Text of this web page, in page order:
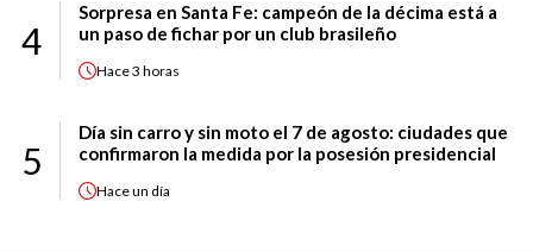
4
Sorpresa en Santa Fe: campeón de la décima está a
un paso de fichar por un club brasileño
Hace3 horas
5
Día sin carro y sin moto el 7 de agosto: ciudades que
confirmaron la medida por la posesión presidencial
Haceun día